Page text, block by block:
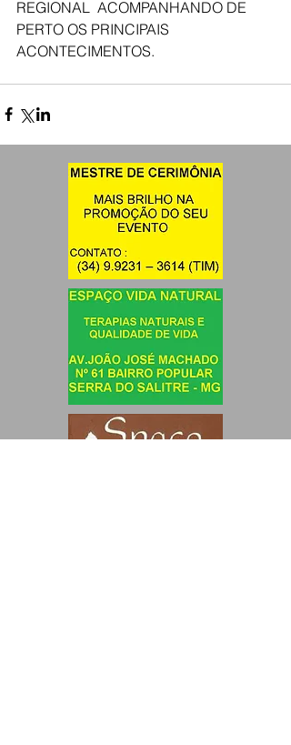
REGIONAL  ACOMPANHANDO DE
PERTO OS PRINCIPAIS
ACONTECIMENTOS.